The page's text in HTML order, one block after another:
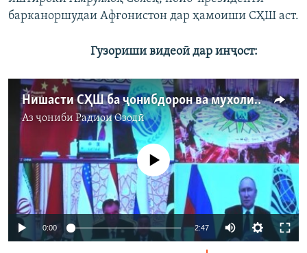
барканоршудаи Афғонистон дар ҳамоиши СҲШ аст.
Гузориши видеоӣ дар инҷост:
Нишасти СҲШ ба ҷонибдорон ва мухолифони гуфтугӯ бо "Толибон" чӣ дод?
Аз ҷониби Радиои Озодӣ
Феълан кор намекунад
0:00 2:47